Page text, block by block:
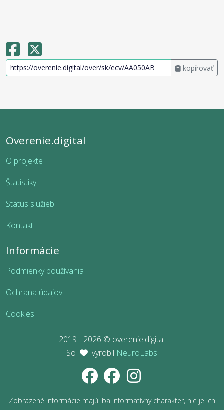
kopírovať
Overenie.digital
O projekte
Štatistiky
Status služieb
Kontakt
Informácie
Podmienky používania
Ochrana údajov
Cookies
2019 - 2026 © overenie.digital
So
vyrobil NeuroLabs
Zobrazené informácie majú iba informatívny charakter, nie je ich